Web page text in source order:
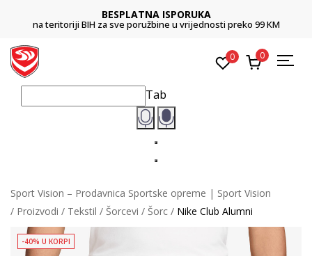
BESPLATNA ISPORUKA
na teritoriji BIH za sve poružbine u vrijednosti preko 99 KM
0 0
Tab
Sport Vision – Prodavnica Sportske opreme | Sport Vision
Proizvodi
Tekstil Šorcevi Šorc Nike Club Alumni
-40% U KORPI